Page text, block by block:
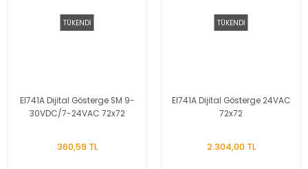
TÜKENDİ
EI741A Dijital Gösterge SM 9-
30VDC/7-24VAC 72x72
360,59 TL
TÜKENDİ
EI741A Dijital Gösterge 24VAC
72x72
2.304,00 TL